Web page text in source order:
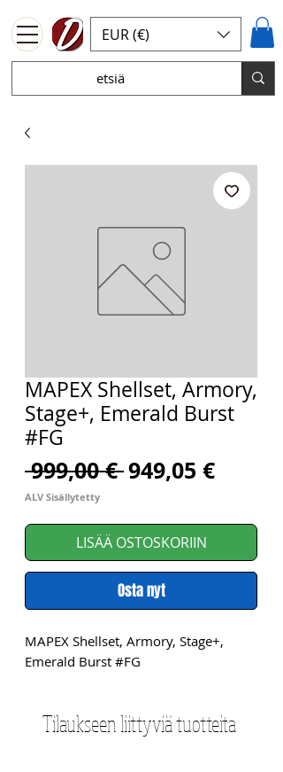
EUR (€)
MAPEX Shellset, Armory,
Stage+, Emerald Burst
#FG
999,00 € Normaali
949,05 €
ALV Sisällytetty
LISÄÄ OSTOSKORIIN
Osta nyt
MAPEX Shellset, Armory, Stage+,
Emerald Burst #FG
Tilaukseen liittyviä tuotteita